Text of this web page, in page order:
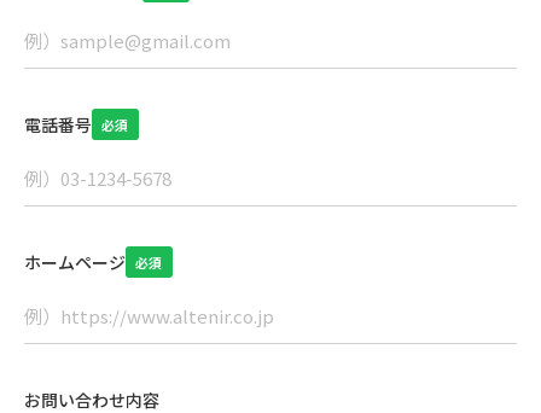
電話番号 必須
ホームページ 必須
お問い合わせ内容